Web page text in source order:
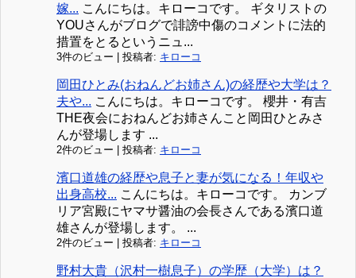
嫁... こんにちは。キローコです。 ギタリストの
YOUさんがブログで誹謗中傷のコメントに法的
措置をとるというニュ...
3件のビュー 投稿者: キローコ
岡田ひとみ(おねんどお姉さん)の経歴や大学は？
夫や... こんにちは。キローコです。 櫻井・有吉
THE夜会におねんどお姉さんこと岡田ひとみさ
んが登場します ...
2件のビュー 投稿者: キローコ
濱口道雄の経歴や息子と妻が気になる！年収や
出身高校... こんにちは。キローコです。 カンブ
リア宮殿にヤマサ醤油の会長さんである濱口道
雄さんが登場します。 ...
2件のビュー 投稿者: キローコ
野村大貴（沢村一樹息子）の学歴（大学）は？